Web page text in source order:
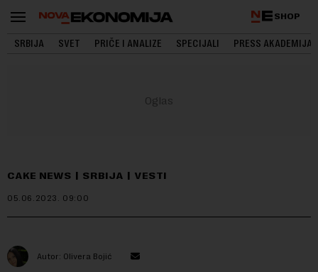
SHOP
SRBIJA SVET PRIČE I ANALIZE SPECIJALI PRESS AKADEMIJA
CAKE NEWS SRBIJA VESTI
05.06.2023. 09:00
Autor: Olivera Bojić